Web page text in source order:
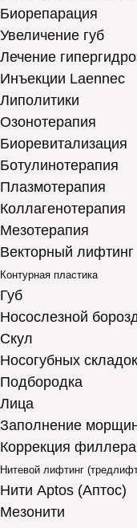
Биорепарация
Увеличение губ
Лечение
Инъекции Laennec
Липолитики
Озонотерапия
Биоревитализация
Ботулинотерапия
Плазмотерапия
Коллагенотерапия
Мезотерапия
Векторный лифтинг
Контурная пластика
Губ
Носослезной
Скул
Носогубных складок
Подбородка
Лица
Заполнение
Коррекция
Нитевой лифтинг
Нити Aptos (Аптос)
Мезонити